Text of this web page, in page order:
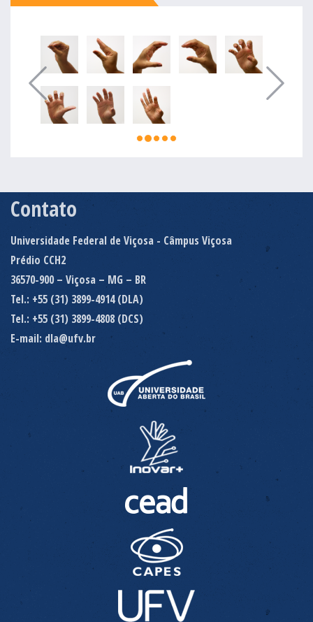
Contato
Universidade Federal de Viçosa - Câmpus Viçosa
Prédio CCH2
36570-900 – Viçosa – MG – BR
Tel.: +55 (31) 3899-4914 (DLA)
Tel.: +55 (31) 3899-4808 (DCS)
E-mail: dla@ufv.br